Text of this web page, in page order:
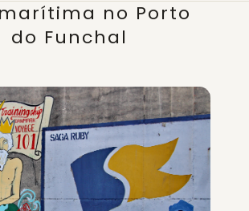
no Porto
do Funchal